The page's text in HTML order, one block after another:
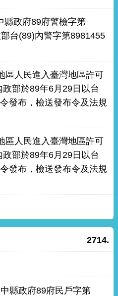
縣政府89府警檢字第
台(89)內警字第8981455
區人民進入臺灣地區許可
部於89年6月29日以台
發布，檢送發布令及法規
區人民進入臺灣地區許可
部於89年6月29日以台
發布，檢送發布令及法規
2714.
縣政府89府民戶字第